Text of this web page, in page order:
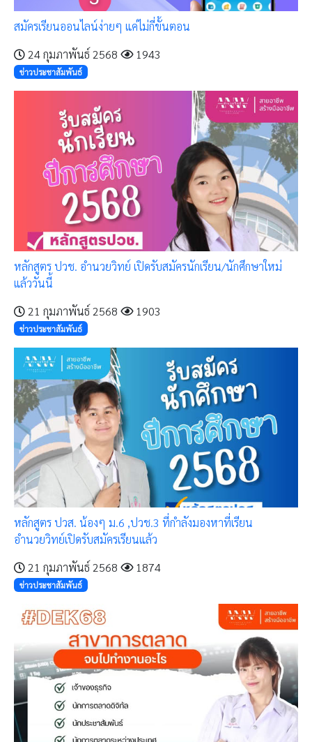
สมัครเรียนออนไลน์ง่ายๆ แค่ไม่กี่ขั้นตอน
24 กุมภาพันธ์ 2568
1943
ข่าวประชาสัมพันธ์
หลักสูตร ปวช. อำนวยวิทย์ เปิดรับสมัครนักเรียน/นักศึกษาใหม่
แล้ววันนี้
21 กุมภาพันธ์ 2568
1903
ข่าวประชาสัมพันธ์
หลักสูตร ปวส. น้องๆ ม.6 ,ปวช.3 ที่กำลังมองหาที่เรียน
อำนวยวิทย์เปิดรับสมัครเรียนแล้ว
21 กุมภาพันธ์ 2568
1874
ข่าวประชาสัมพันธ์